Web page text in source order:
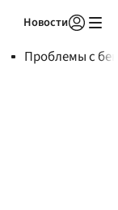
Новости
Проблемы с